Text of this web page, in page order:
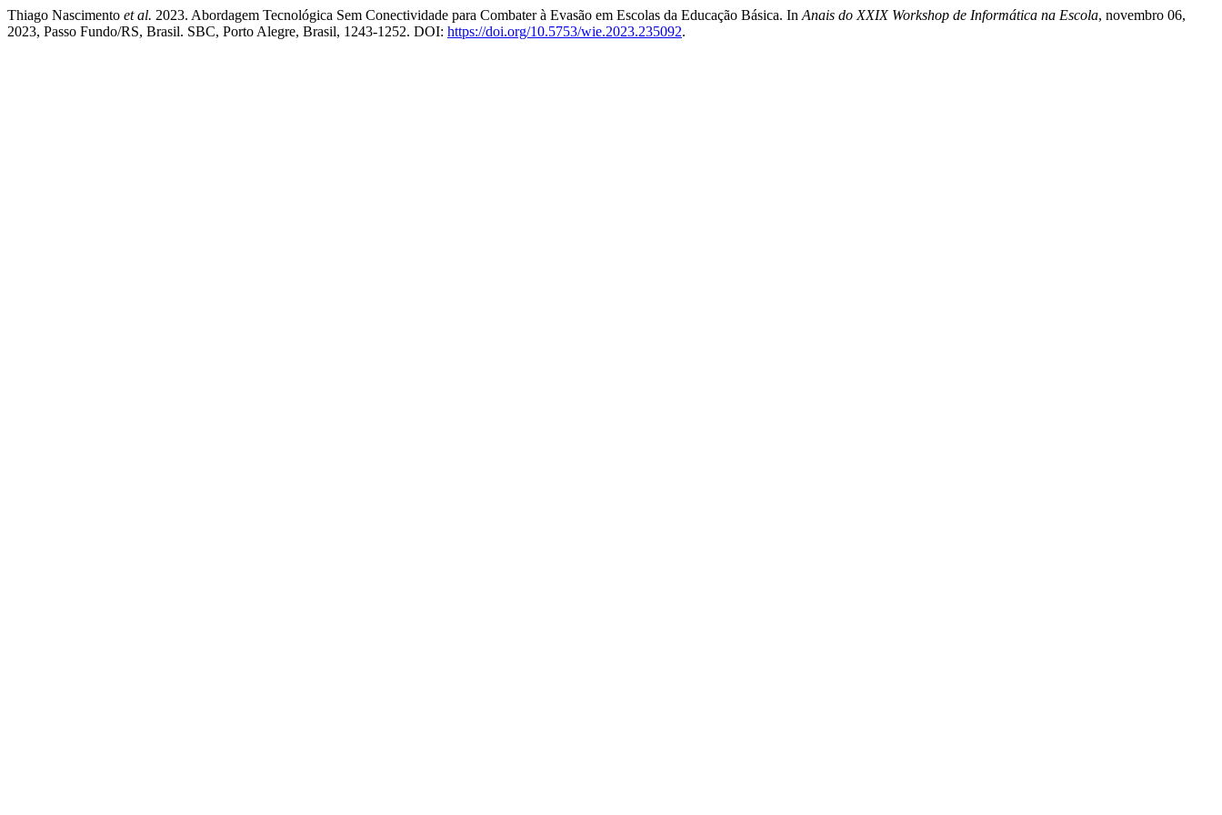
Thiago Nascimento et al. 2023. Abordagem Tecnológica Sem Conectividade para Combater à Evasão em Escolas da Educação Básica. In Anais do XXIX Workshop de Informática na Escola, novembro 06,
2023, Passo Fundo/RS, Brasil. SBC, Porto Alegre, Brasil, 1243-1252. DOI: https://doi.org/10.5753/wie.2023.235092.